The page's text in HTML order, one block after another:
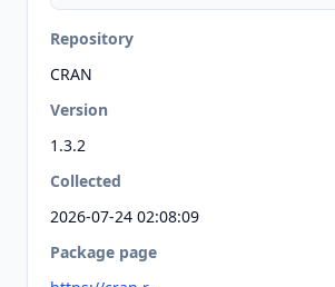
Repository
CRAN
Version
1.3.2
Collected
2026-07-24 02:08:09
Package page